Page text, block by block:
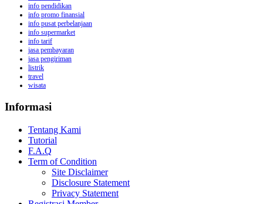
info pendidikan
info promo finansial
info pusat perbelanjaan
info supermarket
info tarif
jasa pembayaran
jasa pengiriman
listrik
travel
wisata
Informasi
Tentang Kami
Tutorial
F.A.Q
Term of Condition
Site Disclaimer
Disclosure Statement
Privacy Statement